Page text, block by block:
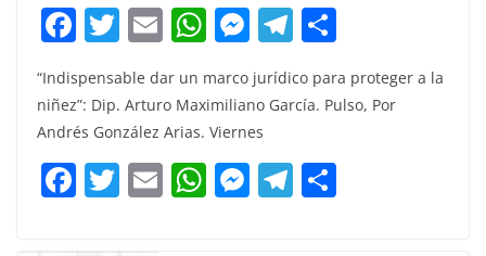
F
c
e
b
o
T
w
itt
er
E
ai
l
W
at
s
A
p
M
e
ss
e
n
g
T
e
a
m
m
“Indispensable dar un marco jurídico para proteger a la
niñez”: Dip. Arturo Maximiliano García. Pulso, Por
Andrés González Arias. Viernes
F T E W M T